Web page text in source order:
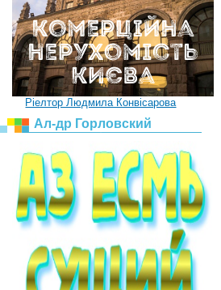
Ріелтор Людмила Конвісарова
Ал-др Горловский